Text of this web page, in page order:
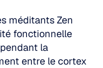
méditants Zen
fonctionnelle
la
entre le cortex